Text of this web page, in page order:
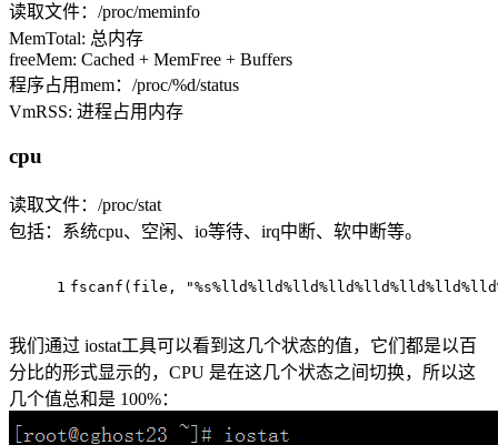
读取文件：/proc/meminfo
MemTotal: 总内存
freeMem: Cached + MemFree + Buffers
程序占用mem：/proc/%d/status
VmRSS: 进程占用内存
cpu
读取文件：/proc/stat
包括：系统cpu、空闲、io等待、irq中断、软中断等。
1 fscanf (file,
我们通过 iostat工具可以看到这几个状态的值，它们都是以百
分比的形式显示的，CPU 是在这几个状态之间切换，所以这
几个值总和是 100%：